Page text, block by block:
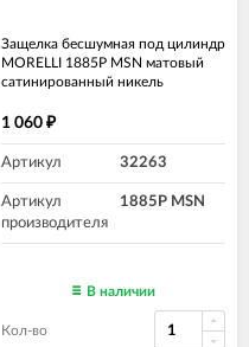
Защелка бесшумная под цилиндр
MORELLI 1885P MSN матовый
сатинированный никель
1 060 ₽
Артикул 32263
Артикул
производителя
1885P MSN
В наличии
Кол-во